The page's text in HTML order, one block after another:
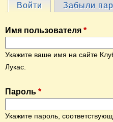
Г
л
а
в
н
е
в
Войти (активная
Забыли
Имя пользователя *
Укажите ваше имя на сайте
Лукас.
Пароль *
Укажите пароль,